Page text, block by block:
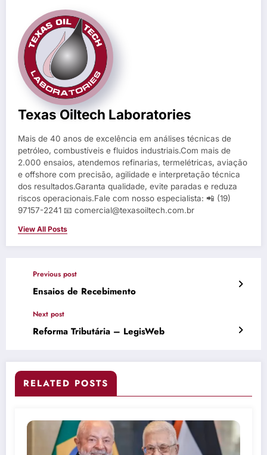
Texas Oiltech Laboratories
Mais de 40 anos de excelência em análises técnicas de
petróleo, combustíveis e fluidos industriais.Com mais de
2.000 ensaios, atendemos refinarias, termelétricas, aviação
e offshore com precisão, agilidade e interpretação técnica
dos resultados.Garanta qualidade, evite paradas e reduza
riscos operacionais.Fale com nosso especialista: 📲 (19)
97157-2241 📧 comercial@texasoiltech.com.br
View All Posts
Previous post
Ensaios de Recebimento
Next post
Reforma Tributária – LegisWeb
RELATED POSTS